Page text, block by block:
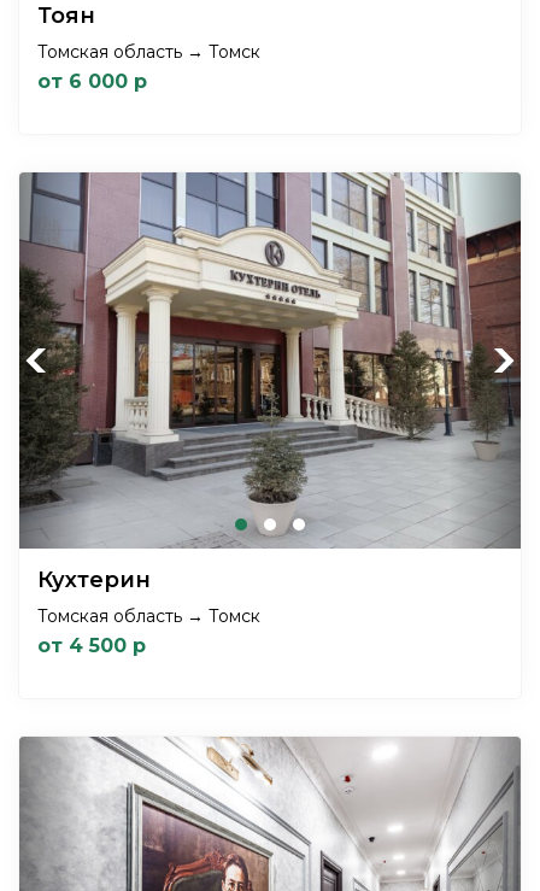
Тоян
Томская область → Томск
от 6 000 р
Previous Next
Кухтерин
Томская область → Томск
от 4 500 р